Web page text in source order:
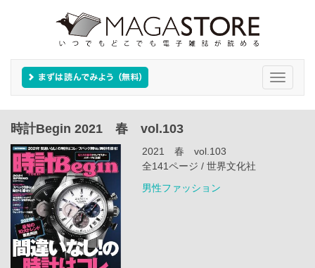
Toggle
時計Begin 2021 春 vol.103
2021 春 vol.103
全141ページ / 世界文化社
男性ファッション